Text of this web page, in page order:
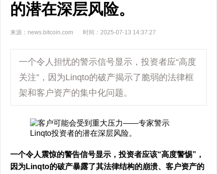
的潜在深层风险。
来源：news.bitcoin.com 时间：2025-07-13 14:37:27
一个令人担忧的警示信号显示，投资者应“高度
关注”，因为Linqto的破产揭示了脆弱的法律框
架和客户资产的集中化问题。
一个令人震惊的警告信号显示，投资者应该“高度警惕”，
因为Linqto的破产暴露了其法律结构的崩溃、客户资产的